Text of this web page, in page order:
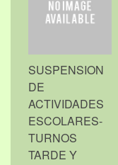
SUSPENSION
DE
ACTIVIDADES
ESCOLARES-
TURNOS
TARDE Y